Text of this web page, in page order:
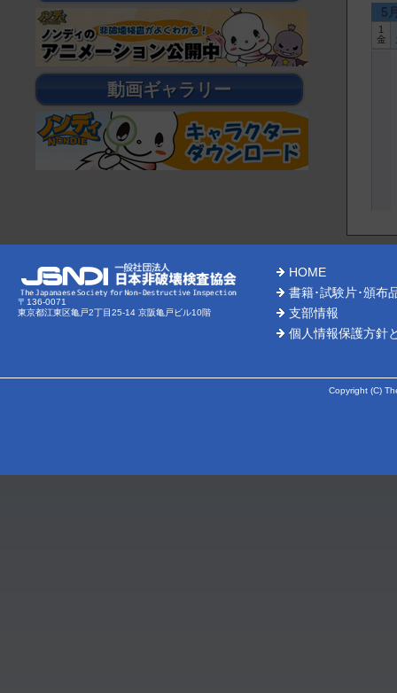
動画ギャラリー
5
1
金
〒136-0071
東京都江東区亀戸2丁目25-14 京阪亀戸ビル10階
HOME
書籍･試験片･頒布
支部情報
個人情報保護方針
Copyright (C)